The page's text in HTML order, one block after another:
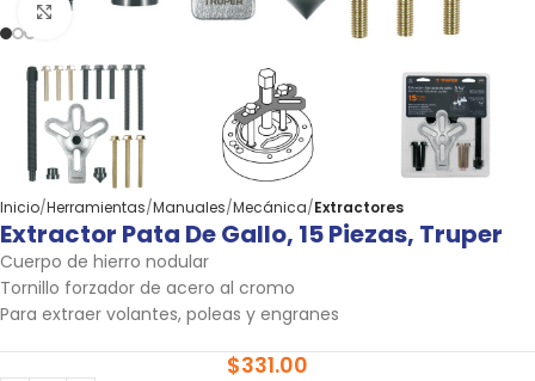
Click to enlarge
Inicio Herramientas Manuales Mecánica Extractores
Extractor Pata De Gallo, 15 Piezas, Truper
Cuerpo de hierro nodular
Tornillo forzador de acero al cromo
Para extraer volantes, poleas y engranes
$331.00